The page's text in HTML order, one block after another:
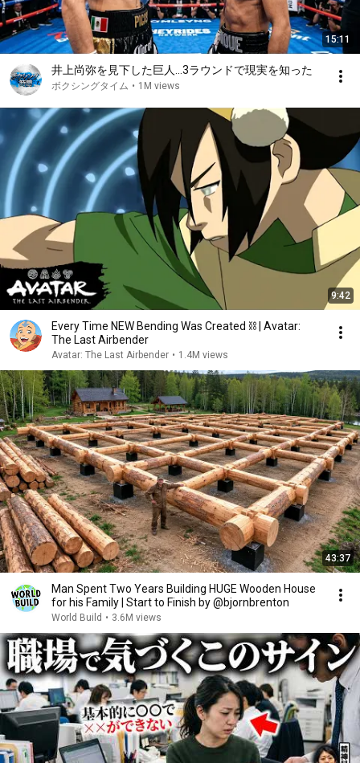
15:11
井上尚弥を見下した巨人…3ラウンドで現実を知った
ボクシングタイム • 1M views
9:42
Every Time NEW Bending Was Created ⛓ | Avatar:
The Last Airbender
Avatar: The Last Airbender • 1.4M views
43:37
Man Spent Two Years Building HUGE Wooden House
for his Family | Start to Finish by @bjornbrenton
World Build • 3.6M views